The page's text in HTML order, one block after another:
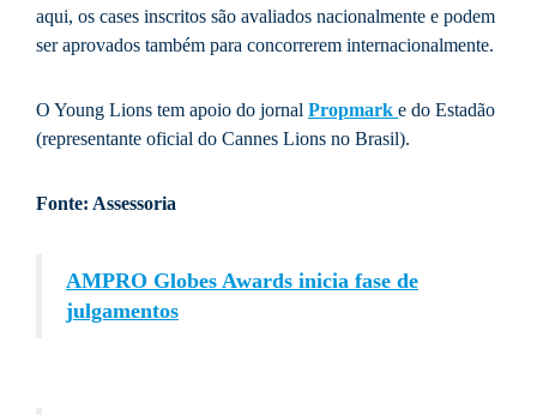
aqui, os cases inscritos são avaliados nacionalmente e podem
ser aprovados também para concorrerem internacionalmente.
O Young Lions tem apoio do jornal Propmark e do Estadão
(representante oficial do Cannes Lions no Brasil).
Fonte: Assessoria
AMPRO Globes Awards inicia fase de
julgamentos